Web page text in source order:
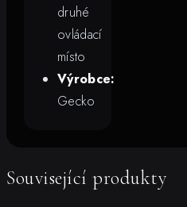
druhé
ovládací
místo
Výrobce:
Gecko
Související produkty